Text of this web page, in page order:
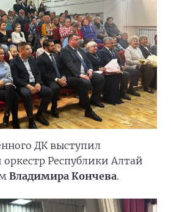
ДК выступил
оркестр Республики Алтай
Владимира Кончева.